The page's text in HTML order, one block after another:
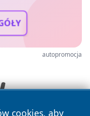
autopromocja
cookies, aby